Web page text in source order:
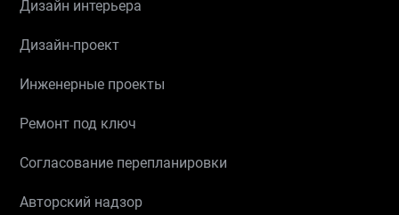
Дизайн интерьера
Дизайн-проект
Инженерные проекты
Ремонт под ключ
Согласование перепланировки
Авторский надзор